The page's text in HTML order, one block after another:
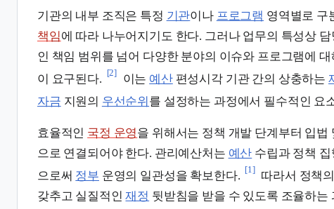
기관의 내부 조직은 특정 기관이나 프로그램 영역별로 구
책임에 따라 나누어지기도 한다. 그러나 업무의 특성상
인 책임 범위를 넘어 다양한 분야의 이슈와 프로그램에
이 요구된다.
[2]
이는 예산편성시각 기관 간의 상충하는
자금 지원의 우선순위 를 설정하는 과정에서 필수적인 요
효율적인 국정 운영을 위해서는 정책 개발 단계부터 입법
으로 연결되어야 한다. 관리예산처는 예산 수립과 정책
으로써 정부 운영의 일관성을 확보한다.
[1]
따라서 정책
갖추고 실질적인재정 뒷받침을 받을 수 있도록 조율하는